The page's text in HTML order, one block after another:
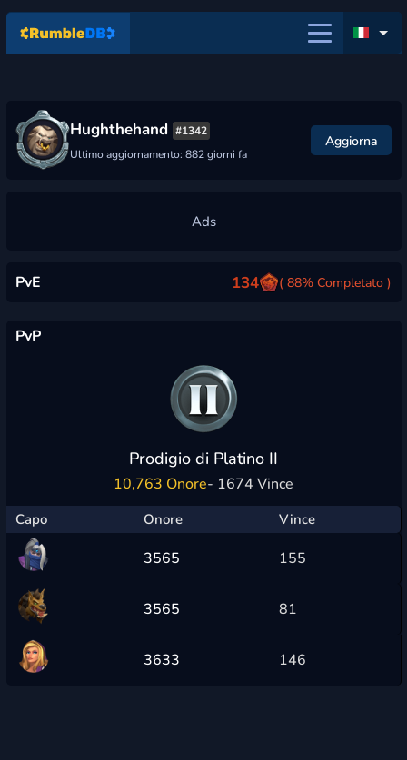
Hughthehand #1342
Ultimo aggiornamento: 882 giorni fa
Aggiorna
PvE 134 ( 88% Completato )
PvP
Prodigio di Platino II
10,763 Onore- 1674 Vince
Capo Onore Vince
3565 155
3565 81
3633 146